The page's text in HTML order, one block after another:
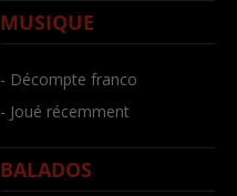
MUSIQUE
- Décompte franco
- Joué récemment
BALADOS